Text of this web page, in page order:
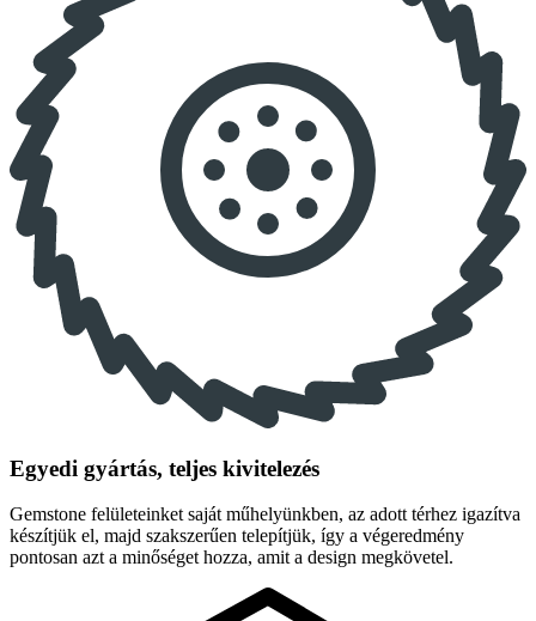
Egyedi gyártás, teljes kivitelezés
Gemstone felületeinket saját műhelyünkben, az adott térhez igazítva
készítjük el, majd szakszerűen telepítjük, így a végeredmény
pontosan azt a minőséget hozza, amit a design megkövetel.